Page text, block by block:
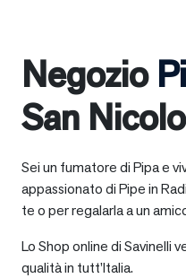
Negozio
San
Sei un fumatore di Pipa e
appassionato di Pipe in
te o per regalarla a un
Lo Shop online di Savinelli
qualità in tutt’Italia.